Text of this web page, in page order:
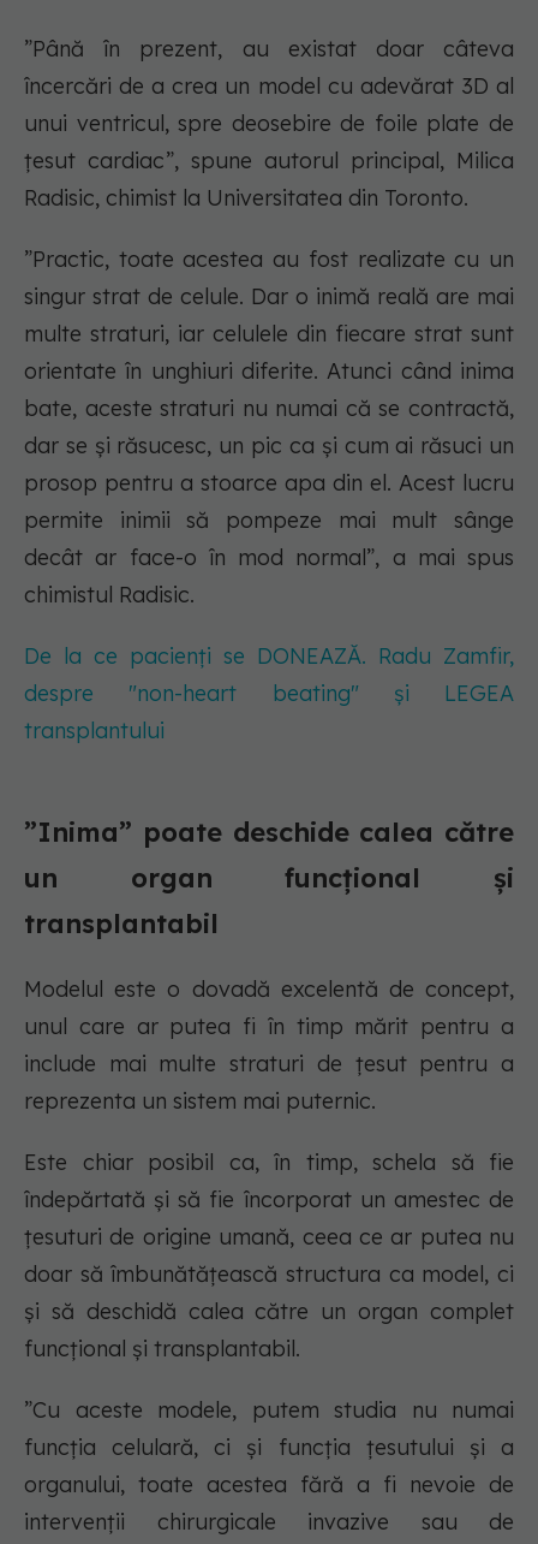
”Până în prezent, au existat doar câteva
încercări de a crea un model cu adevărat 3D al
unui ventricul, spre deosebire de foile plate de
țesut cardiac”, spune autorul principal, Milica
Radisic, chimist la Universitatea din Toronto.
”Practic, toate acestea au fost realizate cu un
singur strat de celule. Dar o inimă reală are mai
multe straturi, iar celulele din fiecare strat sunt
orientate în unghiuri diferite. Atunci când inima
bate, aceste straturi nu numai că se contractă,
dar se și răsucesc, un pic ca și cum ai răsuci un
prosop pentru a stoarce apa din el. Acest lucru
permite inimii să pompeze mai mult sânge
decât ar face-o în mod normal”, a mai spus
chimistul Radisic.
De la ce pacienți se DONEAZĂ. Radu Zamfir,
despre "non-heart beating" și LEGEA
transplantului
”Inima” poate deschide calea către
un organ funcțional și
transplantabil
Modelul este o dovadă excelentă de concept,
unul care ar putea fi în timp mărit pentru a
include mai multe straturi de țesut pentru a
reprezenta un sistem mai puternic.
Este chiar posibil ca, în timp, schela să fie
îndepărtată și să fie încorporat un amestec de
țesuturi de origine umană, ceea ce ar putea nu
doar să îmbunătățească structura ca model, ci
și să deschidă calea către un organ complet
funcțional și transplantabil.
”Cu aceste modele, putem studia nu numai
funcția celulară, ci și funcția țesutului și a
organului, toate acestea fără a fi nevoie de
intervenții chirurgicale invazive sau de